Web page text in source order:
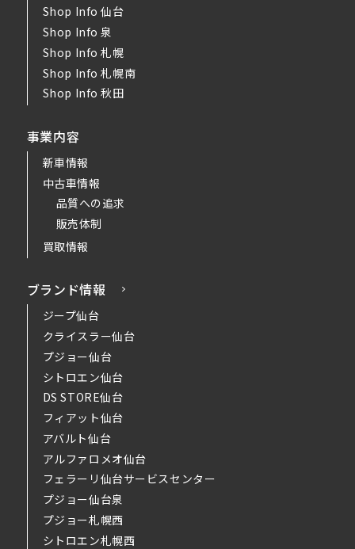
Shop Info 仙台
Shop Info 泉
Shop Info 札幌
Shop Info 札幌南
Shop Info 秋田
事業内容
新車情報
中古車情報
品質への追求
販売体制
買取情報
ブランド情報
ジープ仙台
クライスラー仙台
プジョー仙台
シトロエン仙台
DS STORE仙台
フィアット仙台
アバルト仙台
アルファロメオ仙台
フェラーリ仙台サービスセンター
プジョー仙台泉
プジョー札幌西
シトロエン札幌西